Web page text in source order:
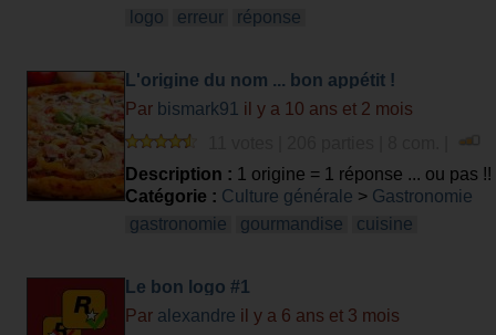
logo
erreur réponse
L'origine du nom ... bon appétit !
Par bismark91 il y a 10 ans et 2 mois
Description : 1 origine = 1 réponse ... ou pas !!
Catégorie : Culture générale > Gastronomie
gastronomie
gourmandise cuisine
Le bon logo #1
Par alexandre il y a 6 ans et 3 mois